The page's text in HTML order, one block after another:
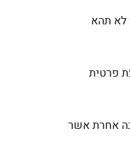
לא תהא
פרטית
אחרת אשר